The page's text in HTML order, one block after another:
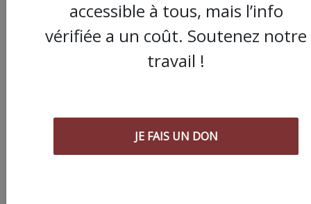
Montpellier : après
l'issue de la manif du
janvier, il témoigne |
Vidéo
accessible à tous, mais l’info
vérifiée a un coût. Soutenez notre
travail !
JE FAIS UN DON